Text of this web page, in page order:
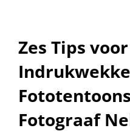
Zes Tips
Fotograaf